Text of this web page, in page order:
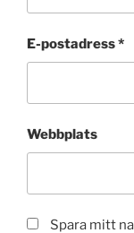
E-postadress*
Webbplats
Spara mitt